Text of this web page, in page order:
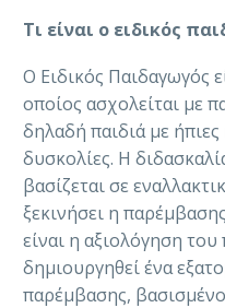
Τι είναι ο ειδικός
Ο Ειδικός Παιδαγωγός
οποίος ασχολείται με
δηλαδή παιδιά με
δυσκολίες. Η
βασίζεται σε
ξεκινήσει η
είναι η αξιολόγηση
δημιουργηθεί ένα
παρέμβασης,